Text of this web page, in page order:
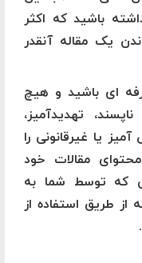
باشید که اکثر
یک مقاله آنقدر
ای باشید و هیچ
ناپسند، تهدیدآمیز،
یا غیرقانونی را
مقالات خود
که توسط شما به
از طریق استفاده از